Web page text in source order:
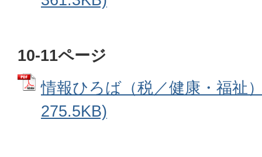
10-11ページ
情報ひろば（税／健康・福祉
275.5KB)